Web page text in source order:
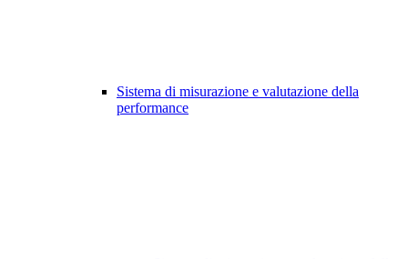
Sistema di misurazione e valutazione della
performance